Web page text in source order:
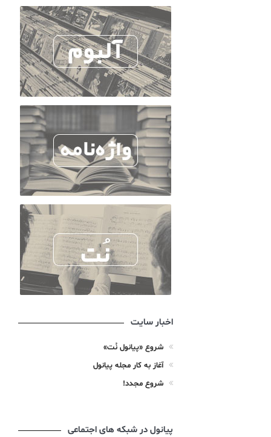
اخبار سایت
شروع «پیانول نُت»
آغاز به کار مجله پیانول
شروع مجدد!
پیانول در شبکه های اجتماعی